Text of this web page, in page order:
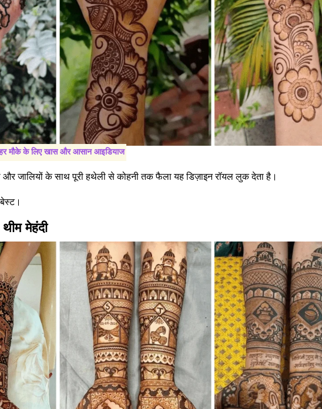
हर मौके के लिए खास और आसान आइडियाज
और जालियों के साथ पूरी हथेली से कोहनी तक फैला यह डिज़ाइन रॉयल लुक देता है।
मेहंदी